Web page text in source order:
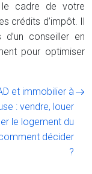
le cadre de votre
crédits d’impôt. Il
conseiller en
pour optimiser
et immobilier à
: vendre, louer
le logement du
décider
?